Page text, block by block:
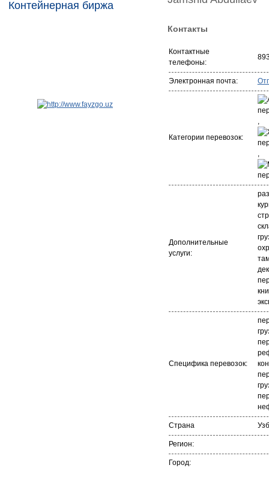
Контейнерная биржа
Контакты
Контактные
телефоны:
Электронная почта:
Категории перевозок:
,
,
Дополнительные
услуги:
Специфика перевозок:
Страна
Регион:
Город: